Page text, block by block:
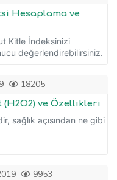
Hesaplama ve
Kitle İndeksinizi
değerlendirebilirsiniz.
18205
ve Özellikleri
sağlık açısından ne gibi
9953